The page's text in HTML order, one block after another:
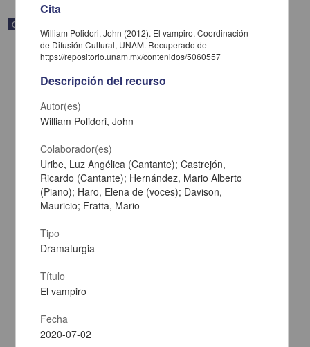
Correspondencia postal
informa se irá a la costa por prescripción médica
Maytorena, José María
Multidisciplina
Cita
William Polidori, John (2012). El vampiro. Coordinación
de Difusión Cultural, UNAM. Recuperado de
https://repositorio.unam.mx/contenidos/5060557
Descripción del recurso
Autor(es)
William Polidori, John
Colaborador(es)
Uribe, Luz Angélica (Cantante); Castrejón,
Ricardo (Cantante); Hernández, Mario Alberto
(Piano); Haro, Elena de (voces); Davison,
Mauricio; Fratta, Mario
Tipo
Dramaturgia
Título
El vampiro
Fecha
2020-07-02